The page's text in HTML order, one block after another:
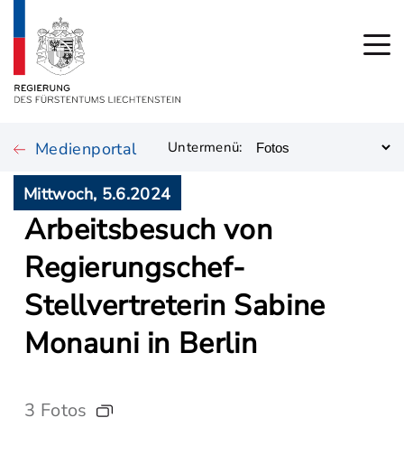
Medienportal Untermenü:
Mittwoch, 5.6.2024
Arbeitsbesuch von
Regierungschef-
Stellvertreterin Sabine
Monauni in Berlin
3 Fotos